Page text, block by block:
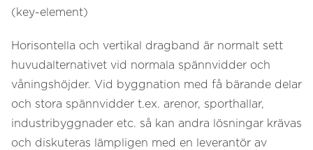
(key-element)
Horisontella och vertikal dragband är normalt sett
huvudalternativet vid normala spännvidder och
våningshöjder. Vid byggnation med få bärande delar
och stora spännvidder t.ex. arenor, sporthallar,
industribyggnader etc. så kan andra lösningar krävas
och diskuteras lämpligen med en leverantör av